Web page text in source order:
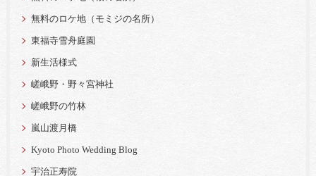
無料のロケ地（モミジの名所）
東福寺雪舟庭園
新生活様式
嵯峨野・野々宮神社
嵯峨野の竹林
嵐山渡月橋
Kyoto Photo Wedding Blog
宇治正寿院